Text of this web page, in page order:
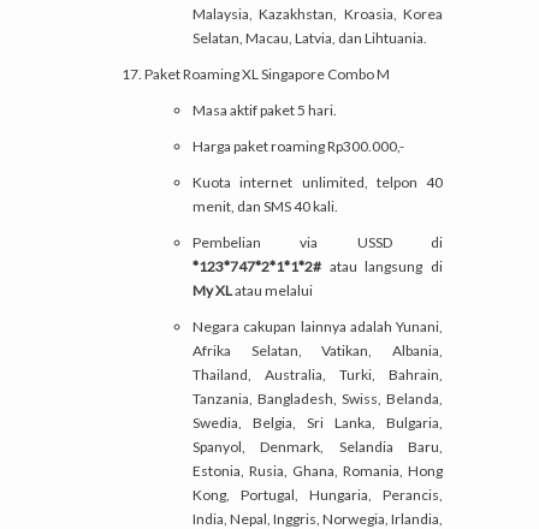
Malaysia, Kazakhstan, Kroasia, Korea
Selatan, Macau, Latvia, dan Lihtuania.
Paket Roaming XL Singapore Combo M
Masa aktif paket 5 hari.
Harga paket roaming Rp300.000,-
Kuota internet unlimited, telpon 40
menit, dan SMS 40 kali.
Pembelian via USSD di
*123*747*2*1*1*2# atau langsung di
My XLatau melalui
Negara cakupan lainnya adalah Yunani,
Afrika Selatan, Vatikan, Albania,
Thailand, Australia, Turki, Bahrain,
Tanzania, Bangladesh, Swiss, Belanda,
Swedia, Belgia, Sri Lanka, Bulgaria,
Spanyol, Denmark, Selandia Baru,
Estonia, Rusia, Ghana, Romania, Hong
Kong, Portugal, Hungaria, Perancis,
India, Nepal, Inggris, Norwegia, Irlandia,